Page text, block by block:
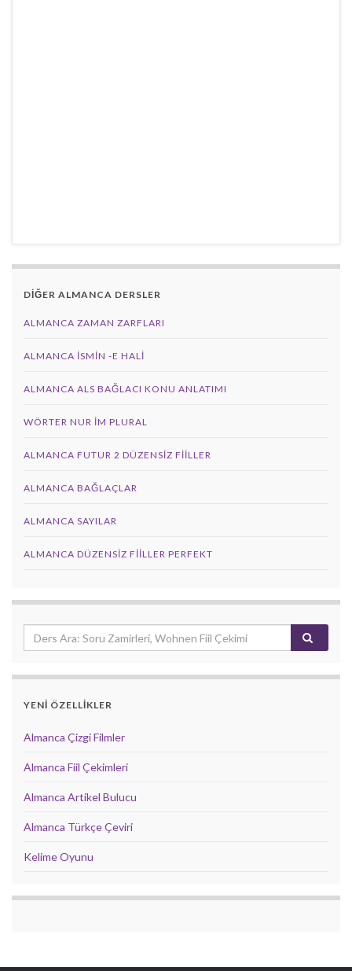
DİĞER ALMANCA DERSLER
ALMANCA ZAMAN ZARFLARI
ALMANCA İSMIN -E HALI
ALMANCA ALS BAĞLACI KONU ANLATIMI
WÖRTER NUR IM PLURAL
ALMANCA FUTUR 2 DÜZENSIZ FIILLER
ALMANCA BAĞLAÇLAR
ALMANCA SAYILAR
ALMANCA DÜZENSIZ FIILLER PERFEKT
YENİ ÖZELLİKLER
Almanca Çizgi Filmler
Almanca Fiil Çekimleri
Almanca Artikel Bulucu
Almanca Türkçe Çeviri
Kelime Oyunu